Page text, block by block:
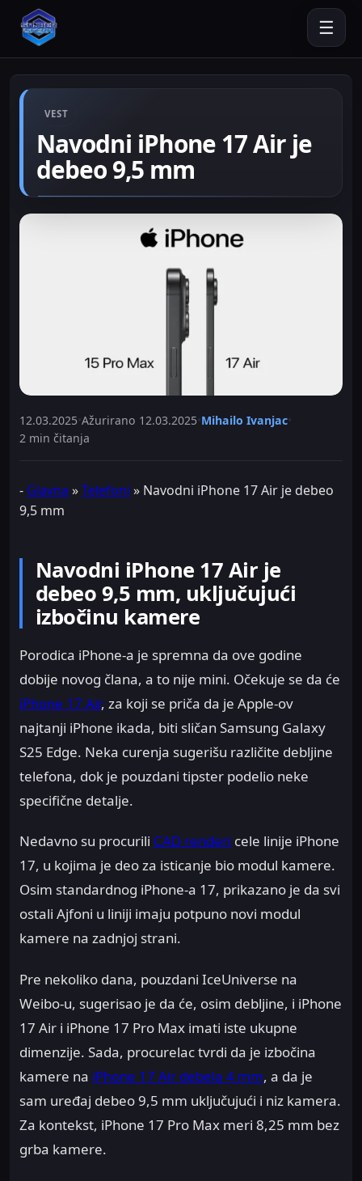
☰
VEST
Navodni iPhone 17 Air je
debeo 9,5 mm
12.03.2025 Ažurirano 12.03.2025 Mihailo Ivanjac
2 min čitanja
- Glavna »Telefoni » Navodni iPhone 17 Air je debeo
9,5 mm
Navodni iPhone 17 Air je
debeo 9,5 mm, uključujući
izbočinu kamere
Porodica iPhone-a je spremna da ove godine
dobije novog člana, a to nije mini. Očekuje se da će
iPhone 17 Air, za koji se priča da je Apple-ov
najtanji iPhone ikada, biti sličan Samsung Galaxy
S25 Edge. Neka curenja sugerišu različite debljine
telefona, dok je pouzdani tipster podelio neke
specifične detalje.
Nedavno su procurili CAD renderi cele linije iPhone
17, u kojima je deo za isticanje bio modul kamere.
Osim standardnog iPhone-a 17, prikazano je da svi
ostali Ajfoni u liniji imaju potpuno novi modul
kamere na zadnjoj strani.
Pre nekoliko dana, pouzdani IceUniverse na
Weibo-u, sugerisao je da će, osim debljine, i iPhone
17 Air i iPhone 17 Pro Max imati iste ukupne
dimenzije. Sada, procurelac tvrdi da je izbočina
kamere na iPhone 17 Air debela 4 mm, a da je
sam uređaj debeo 9,5 mm uključujući i niz kamera.
Za kontekst, iPhone 17 Pro Max meri 8,25 mm bez
grba kamere.